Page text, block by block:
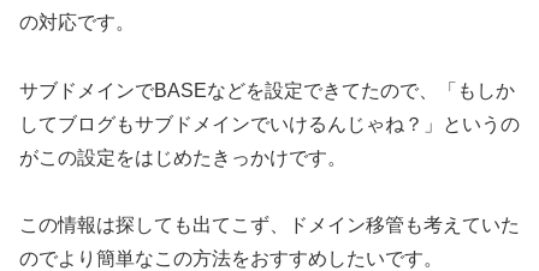
の対応です。
サブドメインでBASEなどを設定できてたので、「もしか
してブログもサブドメインでいけるんじゃね？」というの
がこの設定をはじめたきっかけです。
この情報は探しても出てこず、ドメイン移管も考えていた
のでより簡単なこの方法をおすすめしたいです。